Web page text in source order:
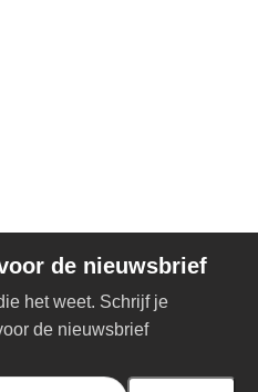
de nieuwsbrief
het weet. Schrijf je
de nieuwsbrief